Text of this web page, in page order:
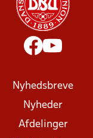
Nyhedsbreve
Nyheder
Afdelinger